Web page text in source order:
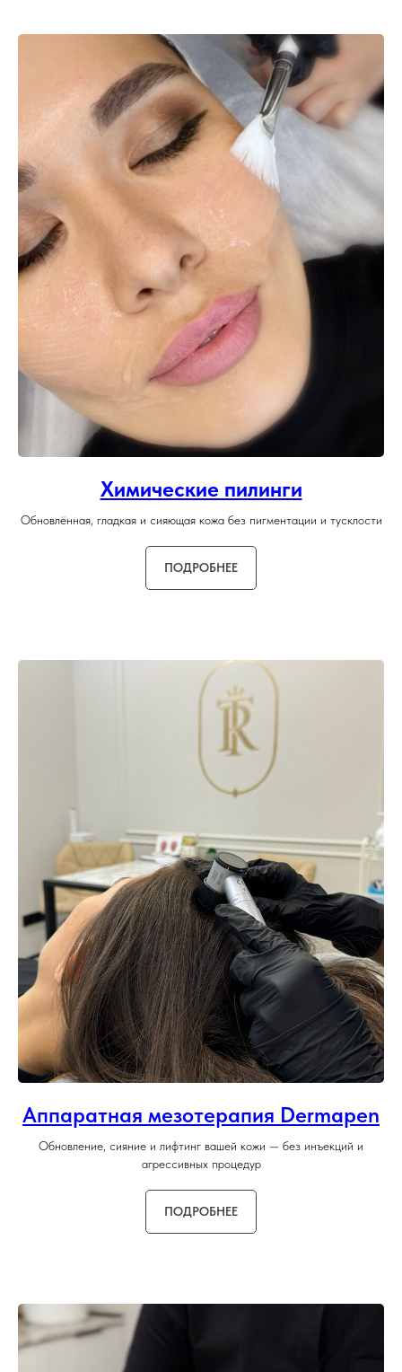
Химические пилинги
Обновлённая, гладкая и сияющая кожа без пигментации и тусклости
ПОДРОБНЕЕ
Аппаратная мезотерапия Dermapen
Обновление, сияние и лифтинг вашей кожи — без инъекций и
агрессивных процедур
ПОДРОБНЕЕ